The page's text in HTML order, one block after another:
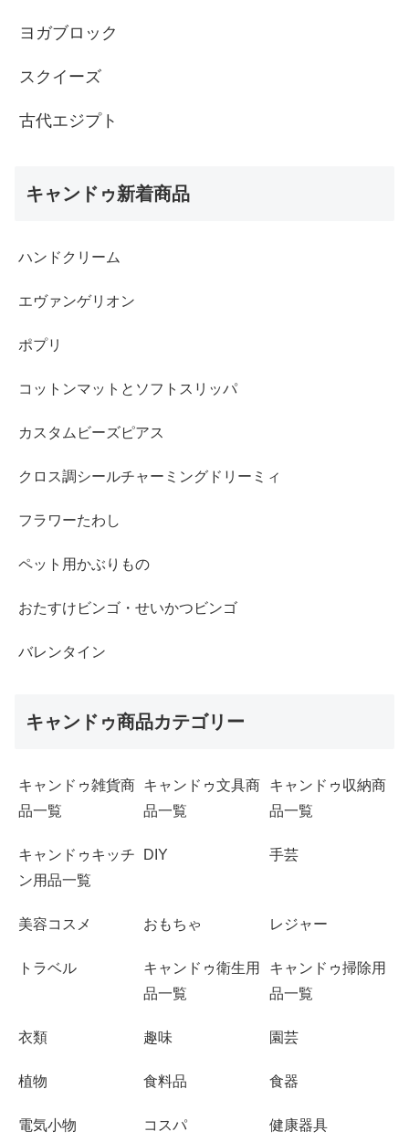
ヨガブロック
スクイーズ
古代エジプト
キャンドゥ新着商品
ハンドクリーム
エヴァンゲリオン
ポプリ
コットンマットとソフトスリッパ
カスタムビーズピアス
クロス調シールチャーミングドリーミィ
フラワーたわし
ペット用かぶりもの
おたすけビンゴ・せいかつビンゴ
バレンタイン
キャンドゥ商品カテゴリー
キャンドゥ雑貨商
品一覧
キャンドゥ文具商
品一覧
キャンドゥ収納商
品一覧
キャンドゥキッチ
ン用品一覧
DIY 手芸
美容コスメ おもちゃ レジャー
トラベル
キャンドゥ衛生用
品一覧
キャンドゥ掃除用
品一覧
衣類 趣味 園芸
植物 食料品 食器
電気小物 コスパ 健康器具